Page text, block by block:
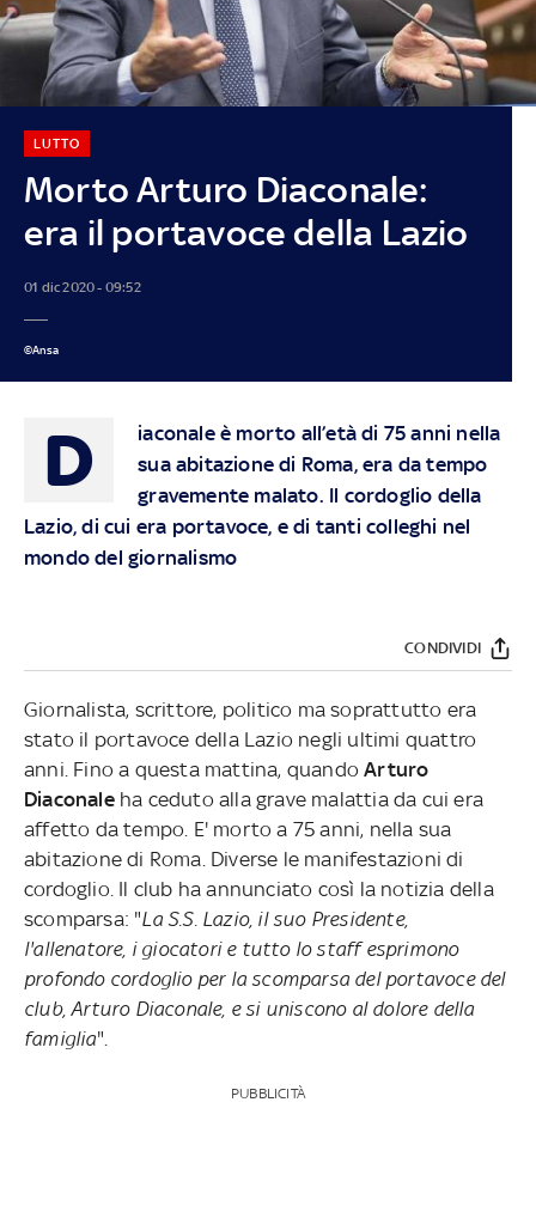
Morto Arturo Diaconale:
era il portavoce della Lazio
LUTTO
01 dic 2020 - 09:52
©Ansa
D
iaconale è morto all’età di 75 anni nella
sua abitazione di Roma, era da tempo
gravemente malato. Il cordoglio della
Lazio, di cui era portavoce, e di tanti colleghi nel
mondo del giornalismo
CONDIVIDI
Giornalista, scrittore, politico ma soprattutto era
stato il portavoce della Lazio negli ultimi quattro
anni. Fino a questa mattina, quandoArturo
Diaconaleha ceduto alla grave malattia da cui era
affetto da tempo. E' morto a 75 anni, nella sua
abitazione di Roma. Diverse le manifestazioni di
cordoglio. Il club ha annunciato così la notizia della
scomparsa: "La S.S. Lazio, il suo Presidente,
l'allenatore, i giocatori e tutto lo staff esprimono
profondo cordoglio per la scomparsa del portavoce del
club, Arturo Diaconale, e si uniscono al dolore della
famiglia".
PUBBLICITÀ